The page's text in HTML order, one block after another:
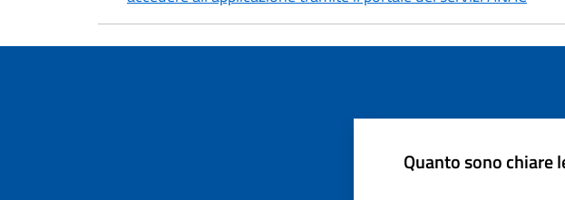
Quanto sono chiare